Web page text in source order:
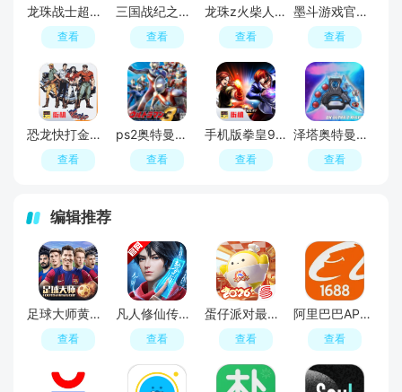
龙珠战士超神之战汉化修改版
查看
三国战纪之乱世枭雄自带作弊码版
查看
龙珠z火柴人(Stickman Warriors Drag Z Fight)
查看
墨斗游戏官方正版安装包
查看
恐龙快打金手指无限币版
查看
ps2奥特曼格斗进化3完美存档手机版
查看
手机版拳皇97屠龙版无限气版
查看
泽塔奥特曼模拟器中文版(DX Ultraman Z Riser)
查看
编辑推荐
足球大师黄金一代手游
查看
凡人修仙传人界篇手游2026最新版
查看
蛋仔派对最新版
查看
阿里巴巴APP2026官方版
查看